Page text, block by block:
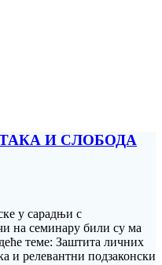
И СЛОБОДА
у сарадњи с
на семинару били су ма
теме: Заштита личних
и релевантни подзаконски